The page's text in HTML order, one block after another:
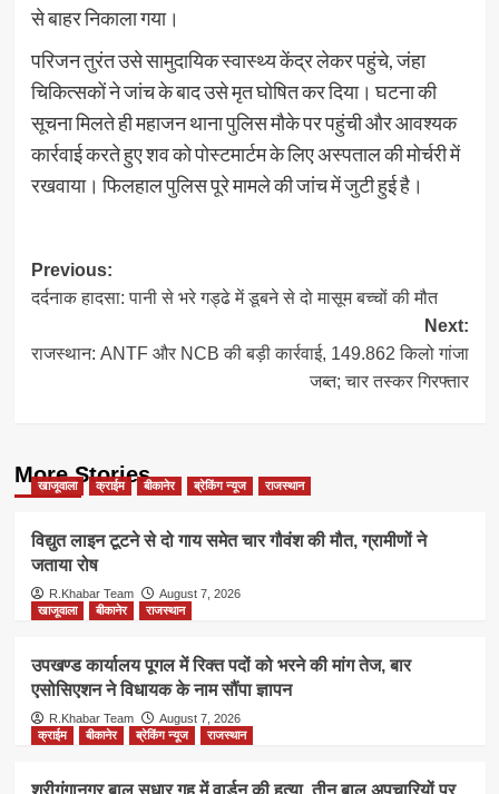
से बाहर निकाला गया।
परिजन तुरंत उसे सामुदायिक स्वास्थ्य केंद्र लेकर पहुंचे, जंहा
चिकित्सकों ने जांच के बाद उसे मृत घोषित कर दिया। घटना की
सूचना मिलते ही महाजन थाना पुलिस मौके पर पहुंची और आवश्यक
कार्रवाई करते हुए शव को पोस्टमार्टम के लिए अस्पताल की मोर्चरी में
रखवाया। फिलहाल पुलिस पूरे मामले की जांच में जुटी हुई है।
Post
navigation
Previous:
दर्दनाक हादसा: पानी से भरे गड्ढे में डूबने से दो मासूम बच्चों की मौत
Next:
राजस्थान: ANTF और NCB की बड़ी कार्रवाई, 149.862 किलो गांजा
जब्त; चार तस्कर गिरफ्तार
More Stories
खाजूवाला क्राईम बीकानेर ब्रेकिंग न्यूज राजस्थान
विद्युत लाइन टूटने से दो गाय समेत चार गौवंश की मौत, ग्रामीणों ने
जताया रोष
R.Khabar Team
August 7, 2026
खाजूवाला
बीकानेर राजस्थान
उपखण्ड कार्यालय पूगल में रिक्त पदों को भरने की मांग तेज, बार
एसोसिएशन ने विधायक के नाम सौंपा ज्ञापन
R.Khabar Team
August 7, 2026
क्राईम
बीकानेर ब्रेकिंग न्यूज राजस्थान
श्रीगंगानगर बाल सुधार गृह में वार्डन की हत्या, तीन बाल अपचारियों पर